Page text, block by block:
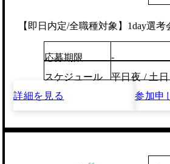
【即日内定/全職種対象】1day選
応募期限
-
スケジュール
平日夜 / 土日
詳細を見る
参加申